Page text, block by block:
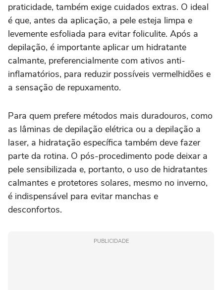
praticidade, também exige cuidados extras. O ideal
é que, antes da aplicação, a pele esteja limpa e
levemente esfoliada para evitar foliculite. Após a
depilação, é importante aplicar um hidratante
calmante, preferencialmente com ativos anti-
inflamatórios, para reduzir possíveis vermelhidões e
a sensação de repuxamento.
Para quem prefere métodos mais duradouros, como
as lâminas de depilação elétrica ou a depilação a
laser, a hidratação específica também deve fazer
parte da rotina. O pós-procedimento pode deixar a
pele sensibilizada e, portanto, o uso de hidratantes
calmantes e protetores solares, mesmo no inverno,
é indispensável para evitar manchas e
desconfortos.
PUBLICIDADE